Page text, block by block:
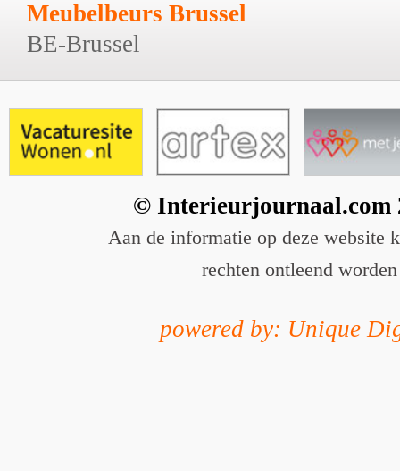
Meubelbeurs Brussel
BE-Brussel
© Interieurjournaal.com
Aan de informatie op deze website
rechten ontleend worden
powered by: Unique